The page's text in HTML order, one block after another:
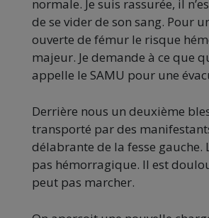
normale. Je suis rassurée, il
de se vider de son sang. Pour
ouverte de fémur le risque
majeur. Je demande à ce que
appelle le SAMU pour une
Derrière nous un deuxième
transporté par des
délabrante de la fesse gauche.
pas hémorragique. Il est
peut pas marcher.